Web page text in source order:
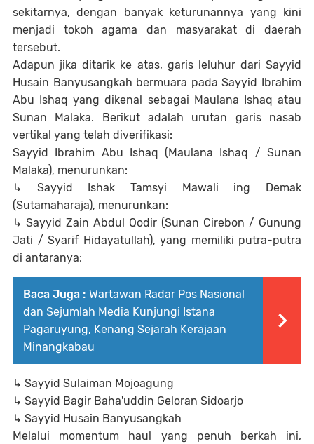
sekitarnya, dengan banyak keturunannya yang kini
menjadi tokoh agama dan masyarakat di daerah
tersebut.
Adapun jika ditarik ke atas, garis leluhur dari Sayyid
Husain Banyusangkah bermuara pada Sayyid Ibrahim
Abu Ishaq yang dikenal sebagai Maulana Ishaq atau
Sunan Malaka. Berikut adalah urutan garis nasab
vertikal yang telah diverifikasi:
Sayyid Ibrahim Abu Ishaq (Maulana Ishaq / Sunan
Malaka), menurunkan:
↳ Sayyid Ishak Tamsyi Mawali ing Demak
(Sutamaharaja), menurunkan:
↳ Sayyid Zain Abdul Qodir (Sunan Cirebon / Gunung
Jati / Syarif Hidayatullah), yang memiliki putra-putra
di antaranya:
Baca Juga : Wartawan Radar Pos Nasional
dan Sejumlah Media Kunjungi Istana
Pagaruyung, Kenang Sejarah Kerajaan
Minangkabau
↳ Sayyid Sulaiman Mojoagung
↳ Sayyid Bagir Baha'uddin Geloran Sidoarjo
↳ Sayyid Husain Banyusangkah
Melalui momentum haul yang penuh berkah ini,